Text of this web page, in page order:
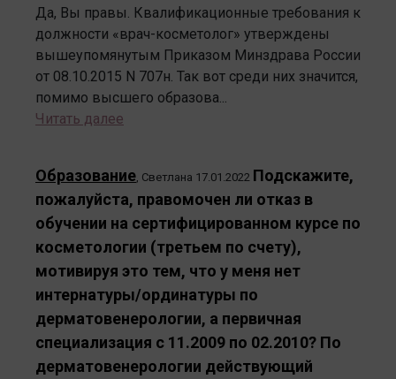
Да, Вы правы. Квалификационные требования к
должности «врач-косметолог» утверждены
вышеупомянутым Приказом Минздрава России
от 08.10.2015 N 707н. Так вот среди них значится,
помимо высшего образова...
Читать далее
Образование Светлана 17.01.2022 Подскажите,
пожалуйста, правомочен ли отказ в
обучении на сертифицированном курсе по
косметологии (третьем по счету),
мотивируя это тем, что у меня нет
интернатуры/ординатуры по
дерматовенерологии, а первичная
специализация с 11.2009 по 02.2010? По
дерматовенерологии действующий